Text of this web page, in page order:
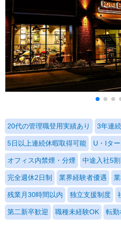
20代の管理職登用実績あり 3年連
5日以上連続休暇取得可能 U・Iタ
オフィス内禁煙・分煙 中途入社5割
完全週休2日制 業界経験者優遇
残業月30時間以内 独立支援制度
第二新卒歓迎 職種未経験OK 転勤